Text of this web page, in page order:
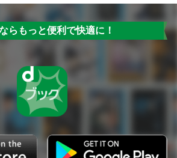
らもっと便利で快適に！